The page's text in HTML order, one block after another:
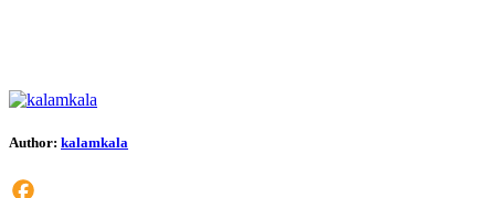
Author: kalamkala